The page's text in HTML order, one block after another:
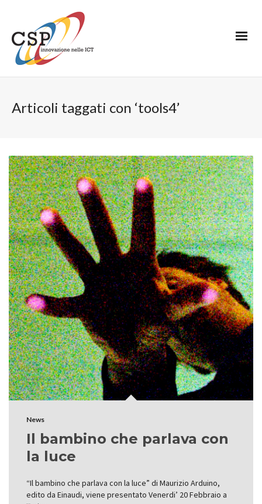
Articoli taggati con ‘tools4’
News
Il bambino che parlava con
la luce
“Il bambino che parlava con la luce” di Maurizio Arduino,
edito da Einaudi, viene presentato Venerdi’ 20 Febbraio a